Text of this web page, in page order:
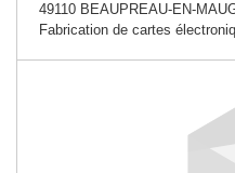
49110 BEAUPREAU-EN-
Fabrication de cartes